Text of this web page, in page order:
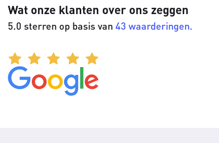
Wat onze klanten over ons zeggen
5.0 sterren op basis van 43 waarderingen.